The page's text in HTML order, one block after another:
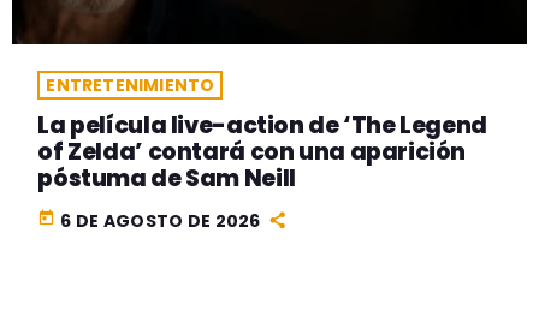
ENTRETENIMIENTO
La película live-action de ‘The Legend
of Zelda’ contará con una aparición
póstuma de Sam Neill
today 6 DE AGOSTO DE 2026